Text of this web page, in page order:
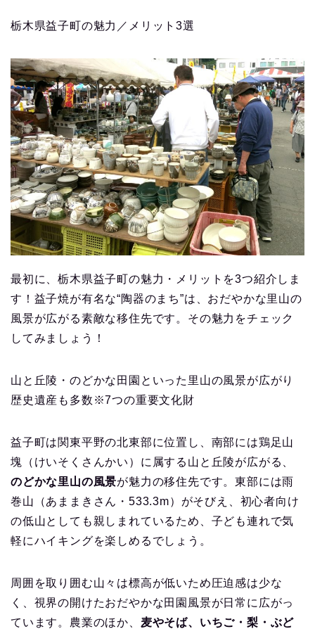
栃木県益子町の魅力／メリット3選
最初に、栃木県益子町の魅力・メリットを3つ紹介しま
す！益子焼が有名な“陶器のまち”は、おだやかな里山の
風景が広がる素敵な移住先です。その魅力をチェック
してみましょう！
山と丘陵・のどかな田園といった里山の風景が広がり
歴史遺産も多数※7つの重要文化財
益子町は関東平野の北東部に位置し、南部には鶏足山
塊（けいそくさんかい）に属する山と丘陵が広がる、
のどかな里山の風景が魅力の移住先です。東部には雨
巻山（あままきさん・533.3m）がそびえ、初心者向け
の低山としても親しまれているため、子ども連れで気
軽にハイキングを楽しめるでしょう。
周囲を取り囲む山々は標高が低いため圧迫感は少な
く、視界の開けたおだやかな田園風景が日常に広がっ
ています。農業のほか、 麦やそば、いちご・梨・ぶど